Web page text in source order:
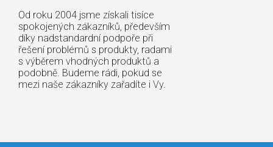
Od roku 2004 jsme získali tisíce
spokojených zákazníků, především
díky nadstandardní podpoře při
řešení problémů s produkty, radami
s výběrem vhodných produktů a
podobně. Budeme rádi, pokud se
mezi naše zákazníky zařadíte i Vy.